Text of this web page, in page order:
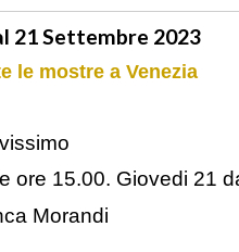
21 Settembre 2023
le mostre a Venezia
ore 15.00. Giovedi 21
Morandi